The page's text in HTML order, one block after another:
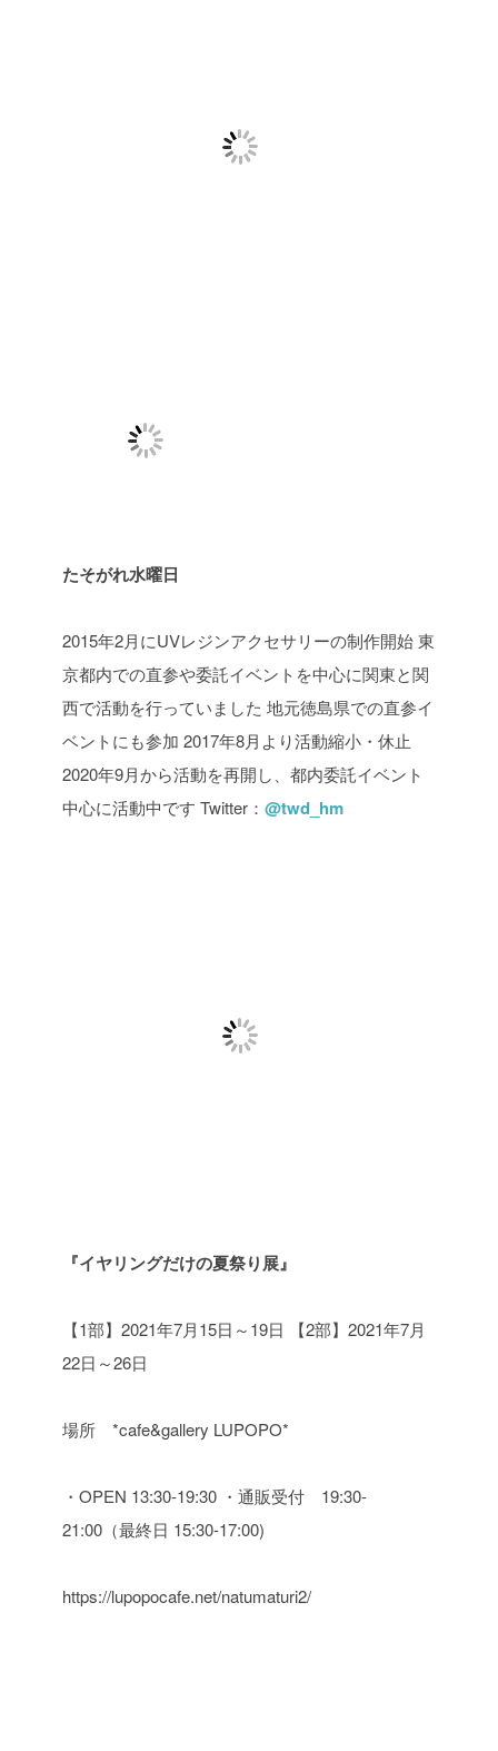
たそがれ水曜日
2015年2月にUVレジンアクセサリーの制作開始東
京都内での直参や委託イベントを中心に関東と関
西で活動を行っていました 地元徳島県での直参イ
ベントにも参加 2017年8月より活動縮小・休止
2020年9月から活動を再開し、都内委託イベント
中心に活動中です Twitter： @twd_hm
『イヤリングだけの夏祭り展』
【1部】2021年7月15日～19日 【2部】2021年7月
22日～26日
場所 *cafe&gallery LUPOPO*
・OPEN 13:30-19:30 ・通販受付 19:30-
21:00（最終日 15:30-17:00)
https://lupopocafe.net/natumaturi2/